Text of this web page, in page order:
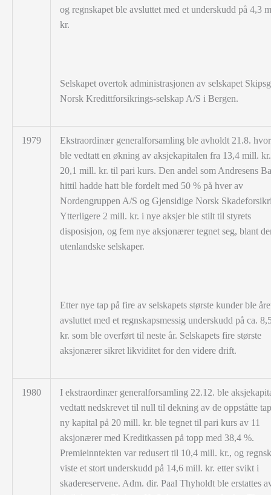
og regnskapet ble avsluttet med et underskudd på 4,3
kr.
Selskapet overtok administrasjonen av selskapet
Norsk Kredittforsikrings-selskap A/S i Bergen.
1979
Ekstraordinær generalforsamling ble avholdt 21.8.
ble vedtatt en økning av aksjekapitalen fra 13,4 mill.
20,1 mill. kr. til pari kurs. Den andel som Andresens
hittil hadde hatt ble fordelt med 50 % på hver av
Nordengruppen A/S og Gjensidige Norsk
Ytterligere 2 mill. kr. i nye aksjer ble stilt til styrets
disposisjon, og fem nye aksjonærer tegnet seg, blant
utenlandske selskaper.
Etter nye tap på fire av selskapets største kunder ble
avsluttet med et regnskapsmessig underskudd på ca.
kr. som ble overført til neste år. Selskapets fire største
aksjonærer sikret likviditet for den videre drift.
1980
I ekstraordinær generalforsamling 22.12. ble
vedtatt nedskrevet til null til dekning av de oppståtte
ny kapital på 20 mill. kr. ble tegnet til pari kurs av 11
aksjonærer med Kreditkassen på topp med 38,4 %.
Premieinntekten var redusert til 10,4 mill. kr., og
viste et stort underskudd på 14,6 mill. kr. etter svikt i
skadereservene. Adm. dir. Paal Thyholdt ble erstattes